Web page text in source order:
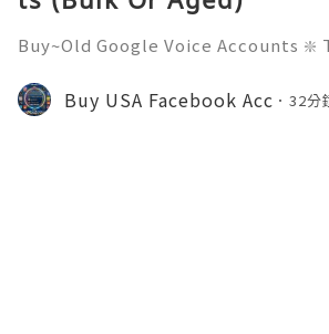
Buy~Old Google Voice Accounts
zations connect across the globe.
ble, cloud-based teleph
Buy USA Facebook Acc 32分